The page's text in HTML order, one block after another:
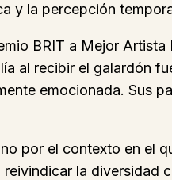
y la percepción
BRIT a Mejor
al recibir el galardón
emocionada. Sus
por el contexto en el
la diversidad